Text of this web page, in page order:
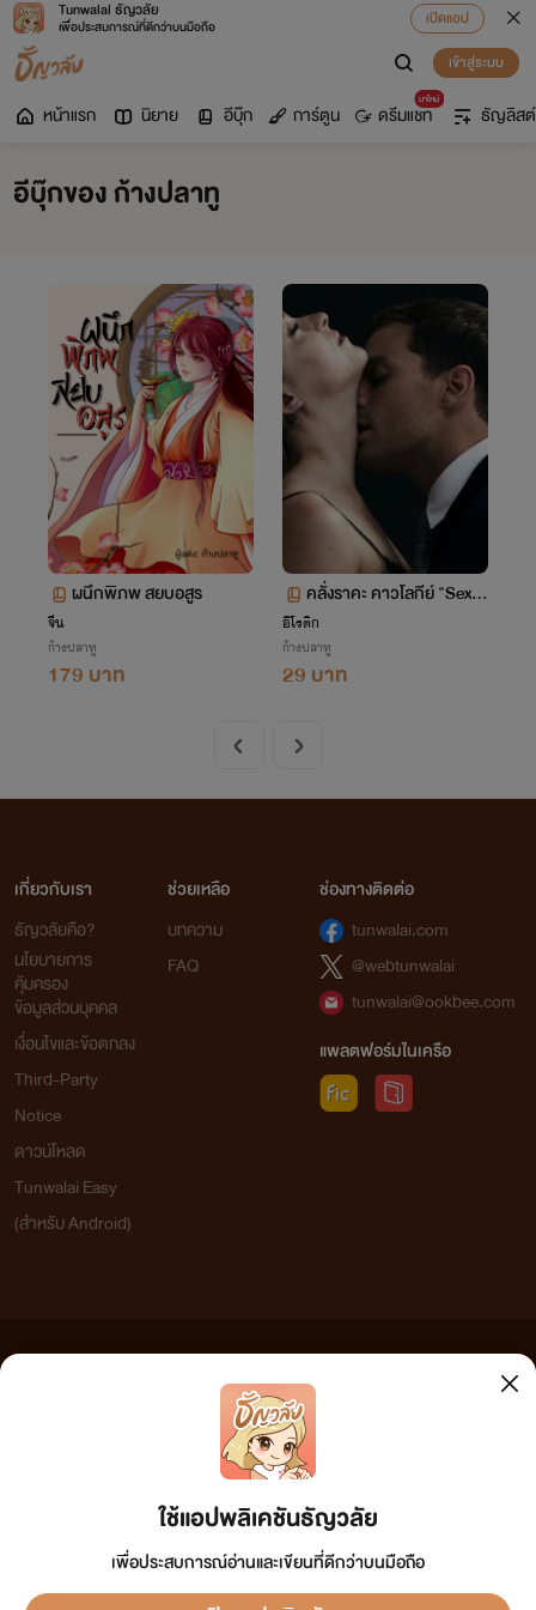
Tunwalai ธัญวลัย
เพื่อประสบการณ์ที่ดีกว่าบนมือถือ
เปิดแอป
เข้าสู่ระบบ
หน้าแรก นิยาย อีบุ๊ก การ์ตูน
มาใหม่
ดรีมแชท ธัญลิสต์
อีบุ๊กของ ก้างปลาทู
ผนึกพิภพ สยบอสูร
จีน
ก้างปลาทู
179 บาท
คลั่งราคะ คาวโลกีย์ "Sex st
อีโรติก
ก้างปลาทู
29 บาท
ใช้แอปพลิเคชันธัญวลัย
เพื่อประสบการณ์อ่านและเขียนที่ดีกว่าบนมือถือ
เกี่ยวกับเรา
ธัญวลัยคือ?
นโยบายการ
คุ้มครอง
ข้อมูลส่วนบุคคล
เงื่อนไขและข้อตกลง
Third-Party
Notice
ดาวน์โหลด
Tunwalai Easy
(สำหรับ Android)
ช่วยเหลือ
บทความ
FAQ
ช่องทางติดต่อ
tunwalai.com
@webtunwalai
tunwalai@ookbee.com
แพลตฟอร์มในเครือ
เว็บไซต์แห่งนี้ไม่ได้เห็นด้วยและไม่ขอรับผิดชอบต่อข้อความใดๆ ทั้งสิ้น ดังนั้นผู้อ่านทุกท่านโปรดใช้
วิจารณญาณในการกลั่นกรองด้วยตนเอง และหากท่านพบข้อความใดๆ ที่ขัดต่อกฎหมายและศีลธรรม
กรุณาแจ้งมาที่ tunwalai@ookbee.com เพื่อทีมงานจะได้ดำเนินการในทันที ทั้งนี้ ทางเว็บไซต์ขอสงวน
ลิขสิทธิ์ตามพระราชบัญญัติลิขสิทธิ์ (ฉบับเพิ่มเติม) พ.ศ.2558